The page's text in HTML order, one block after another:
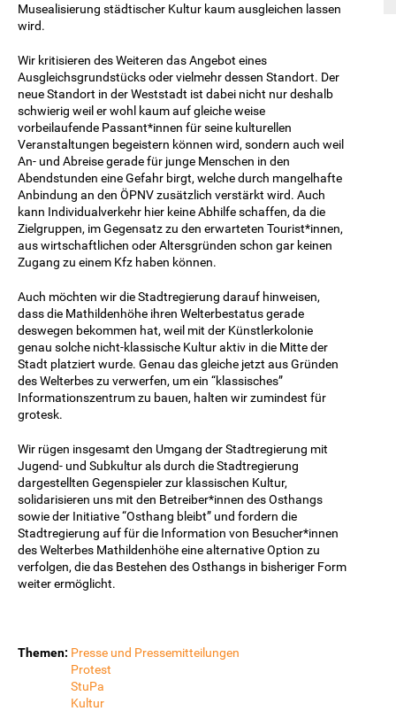
Musealisierung städtischer Kultur kaum ausgleichen lassen
wird.
Wir kritisieren des Weiteren das Angebot eines
Ausgleichsgrundstücks oder vielmehr dessen Standort. Der
neue Standort in der Weststadt ist dabei nicht nur deshalb
schwierig weil er wohl kaum auf gleiche weise
vorbeilaufende Passant*innen für seine kulturellen
Veranstaltungen begeistern können wird, sondern auch weil
An- und Abreise gerade für junge Menschen in den
Abendstunden eine Gefahr birgt, welche durch mangelhafte
Anbindung an den ÖPNV zusätzlich verstärkt wird. Auch
kann Individualverkehr hier keine Abhilfe schaffen, da die
Zielgruppen, im Gegensatz zu den erwarteten Tourist*innen,
aus wirtschaftlichen oder Altersgründen schon gar keinen
Zugang zu einem Kfz haben können.
Auch möchten wir die Stadtregierung darauf hinweisen,
dass die Mathildenhöhe ihren Welterbestatus gerade
deswegen bekommen hat, weil mit der Künstlerkolonie
genau solche nicht-klassische Kultur aktiv in die Mitte der
Stadt platziert wurde. Genau das gleiche jetzt aus Gründen
des Welterbes zu verwerfen, um ein “klassisches”
Informationszentrum zu bauen, halten wir zumindest für
grotesk.
Wir rügen insgesamt den Umgang der Stadtregierung mit
Jugend- und Subkultur als durch die Stadtregierung
dargestellten Gegenspieler zur klassischen Kultur,
solidarisieren uns mit den Betreiber*innen des Osthangs
sowie der Initiative “Osthang bleibt” und fordern die
Stadtregierung auf für die Information von Besucher*innen
des Welterbes Mathildenhöhe eine alternative Option zu
verfolgen, die das Bestehen des Osthangs in bisheriger Form
weiter ermöglicht.
Themen: Presse und Pressemitteilungen
Protest
StuPa
Kultur